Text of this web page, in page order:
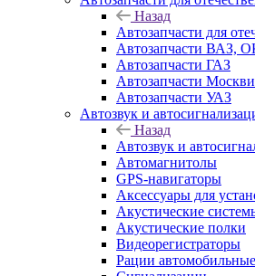
Назад
Автозапчасти для
Автозапчасти ВАЗ,
Автозапчасти ГАЗ
Автозапчасти
Автозапчасти УАЗ
Автозвук и
Назад
Автозвук и
Автомагнитолы
GPS-навигаторы
Аксессуары для
Акустические
Акустические полки
Видеорегистраторы
Рации автомобильные